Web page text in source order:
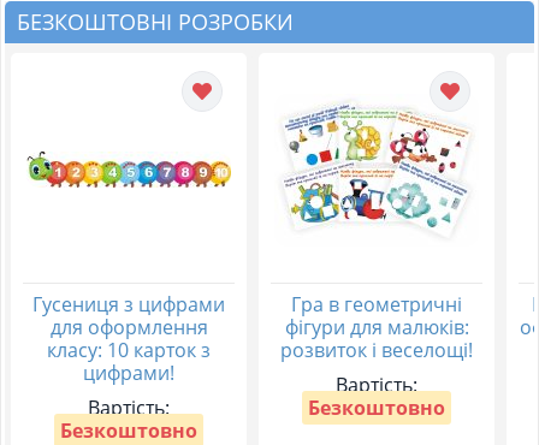
БЕЗКОШТОВНІ РОЗРОБКИ
Гусениця з цифрами
для оформлення
класу: 10 карток з
цифрами!
Вартість:
Безкоштовно
Гра в геометричні
фігури для малюків:
розвиток і веселощі!
Вартість:
Безкоштовно